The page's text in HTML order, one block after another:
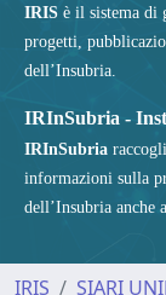
IRIS è il sistema di
progetti,
dell’Insubria.
IRInSubria -
IRInSubria
informazioni sulla
dell’Insubria anche
IRIS SIARI